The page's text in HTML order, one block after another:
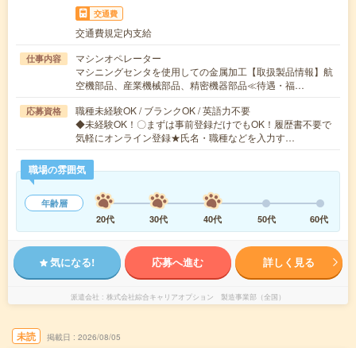
交通費
交通費規定内支給
仕事内容
マシンオペレーター
マシニングセンタを使用しての金属加工【取扱製品情報】航
空機部品、産業機械部品、精密機器部品≪待遇・福…
応募資格
職種未経験OK / ブランクOK / 英語力不要
◆未経験OK！〇まずは事前登録だけでもOK！履歴書不要で
気軽にオンライン登録★氏名・職種などを入力す…
職場の雰囲気
年齢層
20代
30代 40代 50代 60代
気になる! 応募へ進む 詳しく見る
派遣会社 株式会社綜合キャリアオプション 製造事業部（全国）
未読 掲載日 2026/08/05